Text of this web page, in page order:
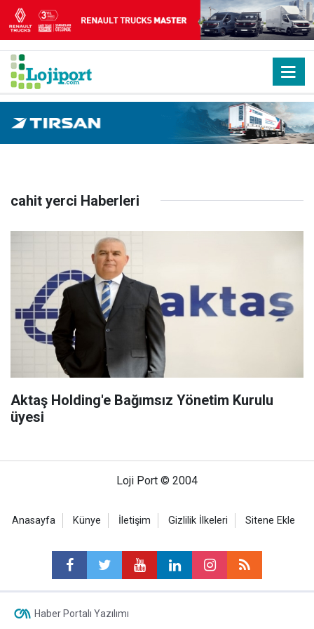
cahit yerci Haberleri
Aktaş Holding'e Bağımsız Yönetim Kurulu
üyesi
Loji Port © 2004
Anasayfa Künye İletişim Gizlilik İlkeleri Sitene Ekle
Haber Portalı Yazılımı